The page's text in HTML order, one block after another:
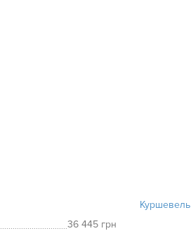
Куршевель
36 445 грн